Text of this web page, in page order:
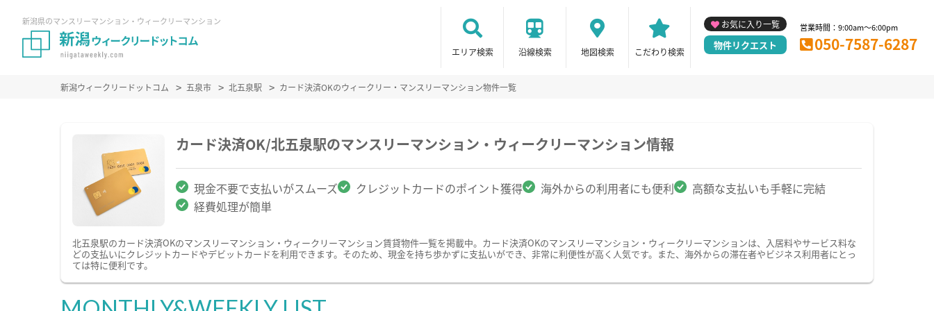
新潟県のマンスリーマンション・ウィークリーマンション
エリア検索 沿線検索 地図検索 こだわり検索
お気に入り一覧
物件リクエスト
営業時間：9:00am～6:00pm
050-7587-6287
新潟ウィークリードットコム 五泉市 北五泉駅 カード決済OKのウィークリー・マンスリーマンション物件一覧
カード決済OK/北五泉駅のマンスリーマンション・ウィークリーマンション情報
現金不要で支払いがスムーズ クレジットカードのポイント獲得 海外からの利用者にも便利
高額な支払いも手軽に完結
経費処理が簡単
北五泉駅のカード決済OKのマンスリーマンション・ウィークリーマンション賃貸物件一覧を掲載中。カード決済OKのマンスリーマンション・ウィークリーマンションは、入居料やサービス料な
どの支払いにクレジットカードやデビットカードを利用できます。そのため、現金を持ち歩かずに支払いができ、非常に利便性が高く人気です。また、海外からの滞在者やビジネス利用者にとっ
ては特に便利です。